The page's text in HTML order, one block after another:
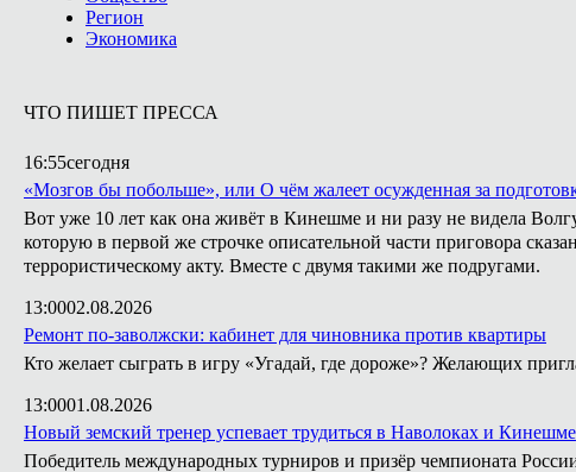
Регион
Экономика
ЧТО ПИШЕТ ПРЕССА
16:55сегодня
«Мозгов бы побольше», или О чём жалеет осужденная за
Вот уже 10 лет как она живёт в Кинешме и ни разу не видела
которую в первой же строчке описательной части приговора
террористическому акту. Вместе с двумя такими же подругами.
13:0002.08.2026
Ремонт по-заволжски: кабинет для чиновника против квартиры
Кто желает сыграть в игру «Угадай, где дороже»? Желающих
13:0001.08.2026
Новый земский тренер успевает трудиться в Наволоках и Кинешме
Победитель международных турниров и призёр чемпионата